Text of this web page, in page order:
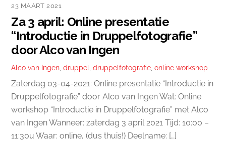
23 MAART 2021
Za 3 april: Online presentatie
“Introductie in Druppelfotografie”
door Alco van Ingen
Alco van Ingen,druppel,druppelfotografie,online workshop
Zaterdag 03-04-2021: Online presentatie “Introductie in
Druppelfotografie” door Alco van Ingen Wat: Online
workshop “Introductie in Druppelfotografie” met Alco
van Ingen Wanneer: zaterdag 3 april 2021 Tijd: 10:00 –
11:30u Waar: online, (dus thuis!) Deelname: […]